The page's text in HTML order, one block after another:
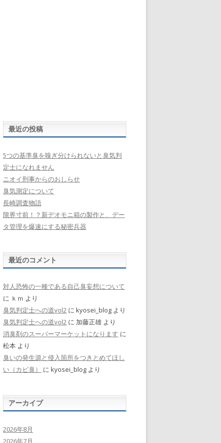
最近の投稿
5つの基準臭を嗅ぎ分けられないと臭気判
定士になれません
ニオイ刑事からのおしらせ
臭気測定について
長崎調査物語
限界寸前！？新デオモニ箱の製作と、デー
タ管理を爆速にする秘密兵器
最近のコメント
対人恐怖の一種である自己臭妄想について
に ｋｍ より
臭気判定士への道vol2 に kyosei_blog より
臭気判定士への道vol2 に 加藤正雄 より
消臭剤のスーパーマーケットになります に
松本 より
臭いの発生源と侵入箇所をつきとめてほし
い（カビ臭）
に kyosei_blog より
アーカイブ
2026年8月
2026年7月